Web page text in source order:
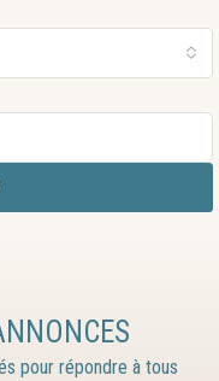
pour répondre à tous